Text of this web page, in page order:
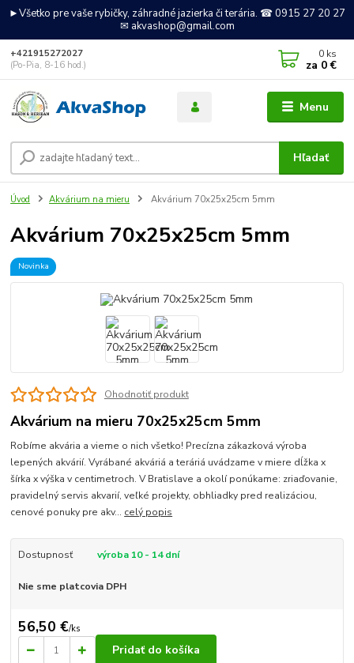
►Všetko pre vaše rybičky, záhradné jazierka či terária. ☎ 0915 27 20 27
✉ akvashop@gmail.com
Menu
Hľadať
+421915272027
(Po-Pia, 8-16 hod.)
0 ks
za 0 €
Úvod Akvárium na mieru Akvárium 70x25x25cm 5mm
Akvárium 70x25x25cm 5mm
Novinka
Ohodnotiť produkt
Akvárium na mieru 70x25x25cm 5mm
Robíme akvária a vieme o nich všetko! Precízna zákazková výroba
lepených akvárií. Vyrábané akváriá a teráriá uvádzame v miere dĺžka x
šírka x výška v centimetroch. V Bratislave a okolí ponúkame: zriaďovanie,
pravidelný servis akvarií, veľké projekty, obhliadky pred realizáciou,
cenové ponuky pre akv... celý popis
Dostupnosť výroba 10 - 14 dní
Nie sme platcovia DPH
56,50 €/ks
Pridať do košíka